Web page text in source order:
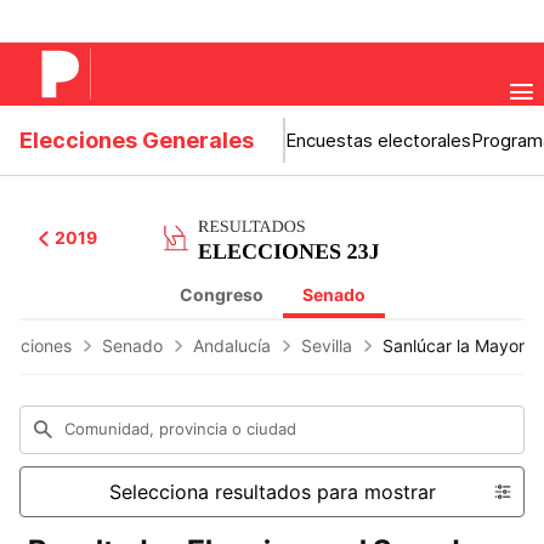
Elecciones Generales Encuestas electorales
2019
Congreso Senado
Senado Andalucía Sevilla Sanlúcar la Mayor
Comunidad, provincia o ciudad
Selecciona resultados para mostrar